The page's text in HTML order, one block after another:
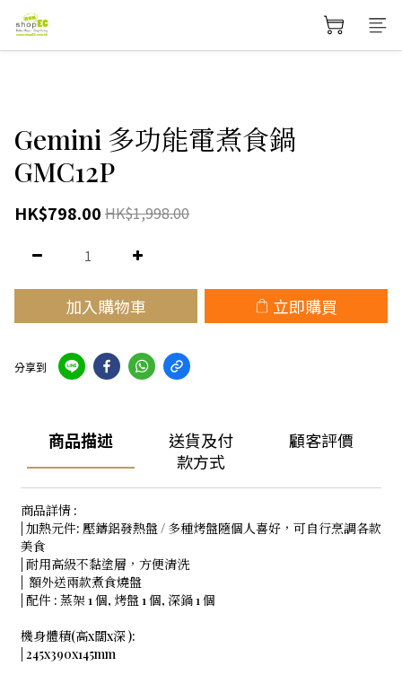
Gemini 多功能電煮食鍋
GMC12P
HK$798.00 HK$1,998.00
加入購物車 立即購買
分享到
商品描述
送貨及付
款方式
顧客評價
商品詳情 :
| 加熱元件: 壓鑄鋁發熱盤 / 多種烤盤隨個人喜好，可自行烹調各款
美食
| 耐用高級不黏塗層，方便清洗
| 額外送兩款煮食燒盤
| 配件 : 蒸架 1 個, 烤盤 1 個, 深鍋 1 個
機身體積(高x闊x深 ):
| 245x390x145mm